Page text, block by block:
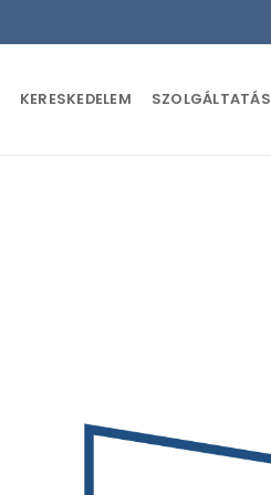
KERESKEDELEM SZOLGÁLTATÁS